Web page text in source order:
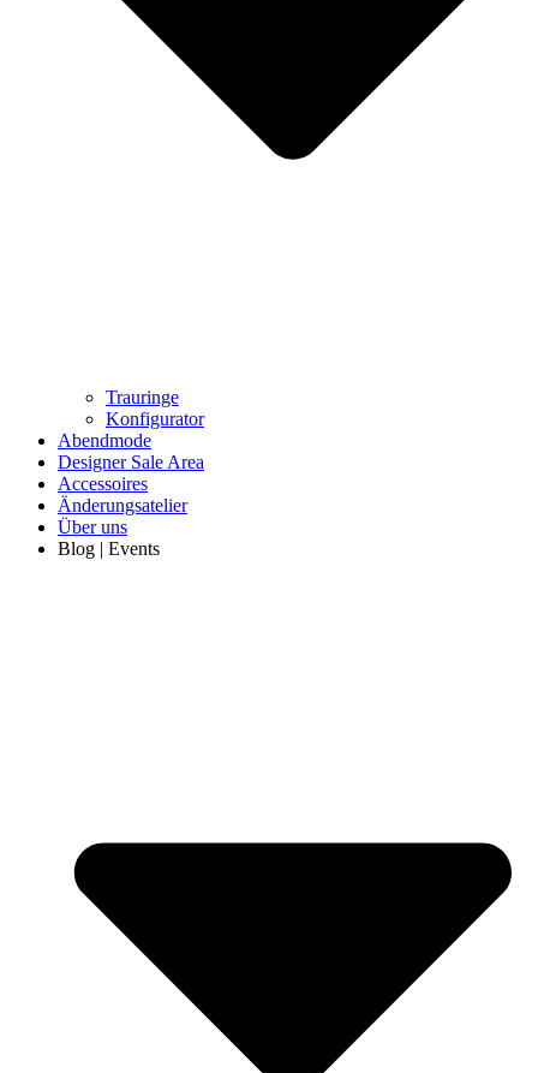
Trauringe
Konfigurator
Abendmode
Designer Sale Area
Accessoires
Änderungsatelier
Über uns
Blog | Events